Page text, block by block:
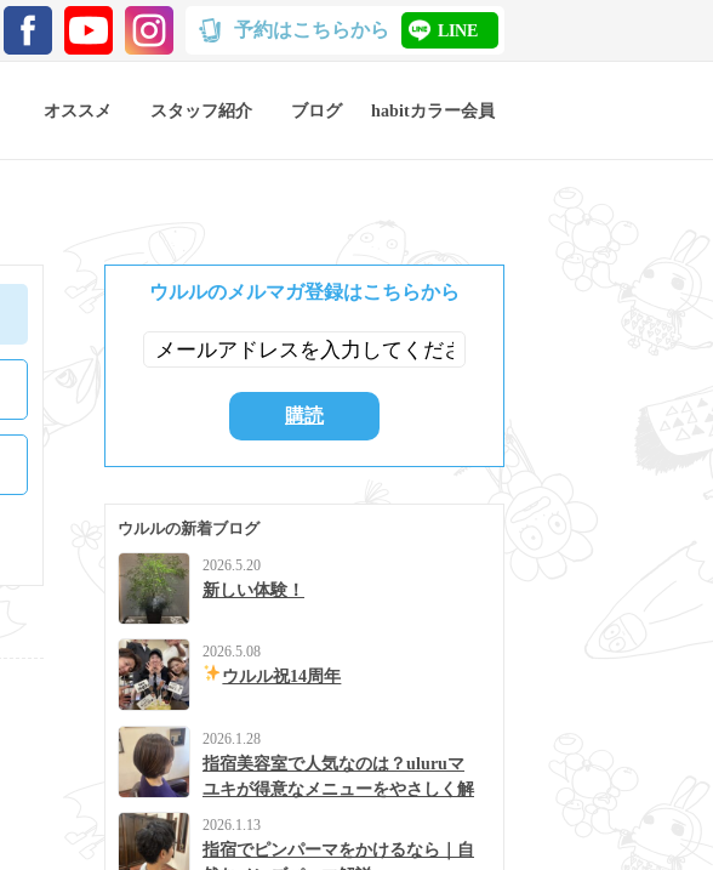
予約はこちらから LINE
オススメ スタッフ紹介 ブログ habitカラー会員
ウルルのメルマガ登録はこちらから
ウルルの新着ブログ
2026.5.20
新しい体験！
2026.5.08
ウルル祝14周年
2026.1.28
指宿美容室で人気なのは？uluruマ
ユキが得意なメニューをやさしく解
2026.1.13
指宿でピンパーマをかけるなら｜自